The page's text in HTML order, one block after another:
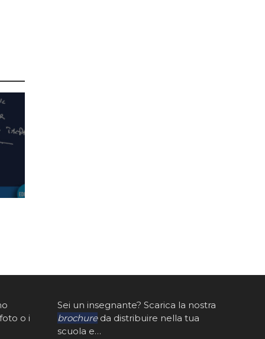
o i
Sei un insegnante? Scarica la nostra
brochureda distribuire nella tua
scuola e…